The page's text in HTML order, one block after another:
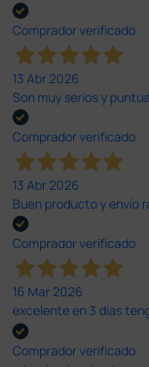
Comprador verificado
13 Abr 2026
Son muy serios y
Comprador verificado
13 Abr 2026
Buen producto y envío
Comprador verificado
16 Mar 2026
excelente en 3 días
Comprador verificado